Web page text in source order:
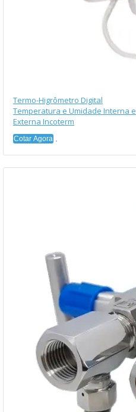
Termo-Higrômetro Digital
Temperatura e Umidade Interna e
Externa Incoterm
Cotar Agora